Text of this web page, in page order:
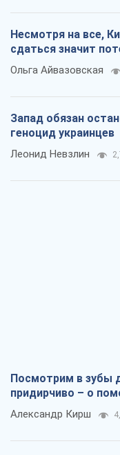
Несмотря на все,
сдаться значит
Ольга Айвазовская
Запад обязан
геноцид украинцев
Леонид Невзлин
Посмотрим в зубы
придирчиво – о
Александр Кирш